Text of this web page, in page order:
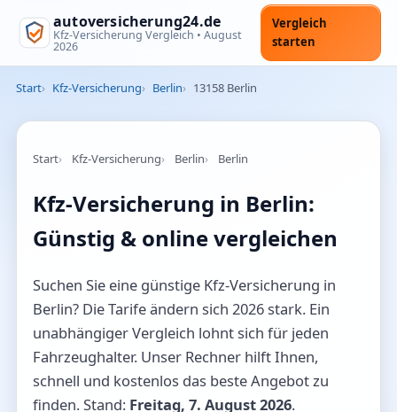
autoversicherung24.de
Kfz-Versicherung Vergleich • August
2026
Vergleich
starten
Start Kfz-Versicherung Berlin 13158 Berlin
Start Kfz-Versicherung Berlin Berlin
Kfz-Versicherung in Berlin:
Günstig & online vergleichen
Suchen Sie eine günstige Kfz-Versicherung in
Berlin? Die Tarife ändern sich 2026 stark. Ein
unabhängiger Vergleich lohnt sich für jeden
Fahrzeughalter. Unser Rechner hilft Ihnen,
schnell und kostenlos das beste Angebot zu
finden. Stand: Freitag, 7. August 2026.